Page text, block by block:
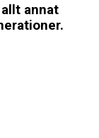
annat